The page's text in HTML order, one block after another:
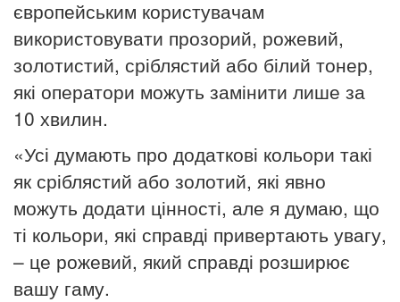
європейським користувачам
використовувати прозорий, рожевий,
золотистий, сріблястий або білий тонер,
які оператори можуть замінити лише за
10 хвилин.
«Усі думають про додаткові кольори такі
як сріблястий або золотий, які явно
можуть додати цінності, але я думаю, що
ті кольори, які справді привертають увагу,
– це рожевий, який справді розширює
вашу гаму.